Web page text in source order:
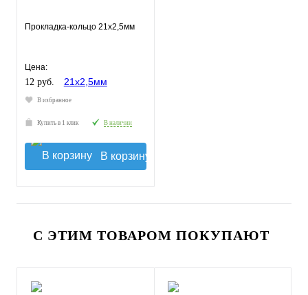
Прокладка-кольцо 21х2,5мм
Цена:
12 руб.
В избранное
Купить в 1 клик В наличии
В корзину
С ЭТИМ ТОВАРОМ ПОКУПАЮТ